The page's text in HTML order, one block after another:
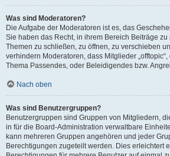
Was sind Moderatoren?
Die Aufgabe der Moderatoren ist es, das
Sie haben das Recht, in ihrem Bereich Beiträge
Themen zu schließen, zu öffnen, zu verschieben
verhindern Moderatoren, dass Mitglieder
Thema Passendes, oder Beleidigendes bzw.
Nach oben
Was sind Benutzergruppen?
Benutzergruppen sind Gruppen von Mitgliedern,
in für die Board-Administration verwaltbare
kann mehreren Gruppen angehören und jeder
Berechtigungen zugeteilt werden. Dies erleichtert